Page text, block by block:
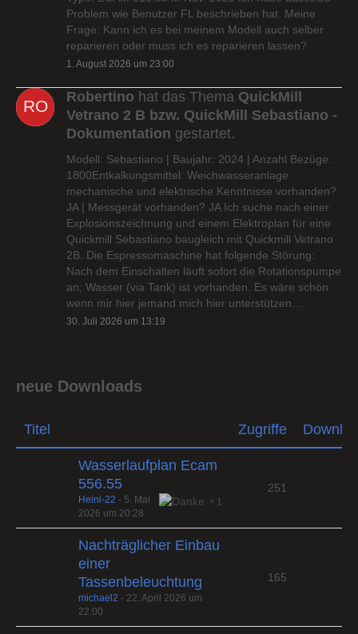
Problem wie Benutzer FL beschrieben hat. Meine
Frage: Kann ich es bei meinem Modell auch selber
reparieren oder muss ich es reparieren lassen?
1. August 2026 um 23:00
Robertino hat das Thema QuickMill
Vetrano 2 B bzw. QuickMill Sebastiano -
Dokumentation gestartet.
Modell: Sebastiano | Baujahr: 2024 | Anzahl Bezüge:
1800Entkalkungsmittel: Weichwasseranlage
mechanische und elektrische Kenntnisse vorhanden?
JA | Messgerät vorhanden? JA Ich suche nach einer
Explosionszeichnung und einem Elektroplan für eine
Quickmill Sebastiano baugleich mit Quickmill Vetrano
2B. Die Espressomaschine hat folgende Störung:
Nach dem Einschalten läuft sofort die Rotationspumpe
an; Wasser (via Tank) ist vorhanden. Es wäre schön
wenn mir hier jemand mich hier unterstützen…
30. Juli 2026 um 13:19
neue Downloads
Titel Zugriffe
Wasserlaufplan Ecam
556.55
1
Heini-22 - 5. Mai
2026 um 20:28
251
Nachträglicher Einbau
einer
Tassenbeleuchtung
michael2 - 22. April 2026 um
22:00
165